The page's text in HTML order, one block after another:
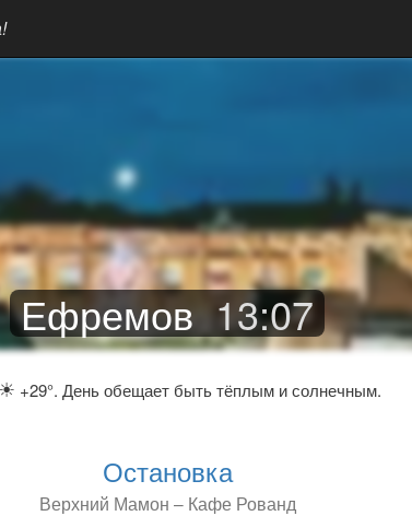
Ефремов 13:07
☀ +29°. День обещает быть тёплым и солнечным.
Остановка
Верхний Мамон – Кафе Рованд